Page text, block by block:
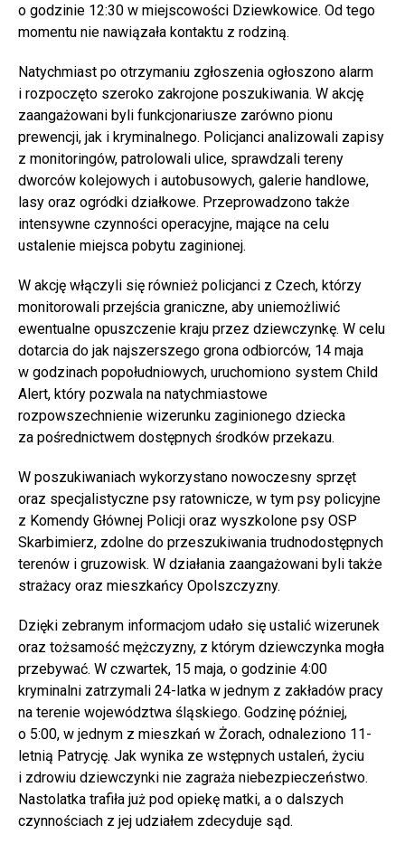
o godzinie 12:30 w miejscowości Dziewkowice. Od tego
momentu nie nawiązała kontaktu z rodziną.
Natychmiast po otrzymaniu zgłoszenia ogłoszono alarm
i rozpoczęto szeroko zakrojone poszukiwania. W akcję
zaangażowani byli funkcjonariusze zarówno pionu
prewencji, jak i kryminalnego. Policjanci analizowali zapisy
z monitoringów, patrolowali ulice, sprawdzali tereny
dworców kolejowych i autobusowych, galerie handlowe,
lasy oraz ogródki działkowe. Przeprowadzono także
intensywne czynności operacyjne, mające na celu
ustalenie miejsca pobytu zaginionej.
W akcję włączyli się również policjanci z Czech, którzy
monitorowali przejścia graniczne, aby uniemożliwić
ewentualne opuszczenie kraju przez dziewczynkę. W celu
dotarcia do jak najszerszego grona odbiorców, 14 maja
w godzinach popołudniowych, uruchomiono system Child
Alert, który pozwala na natychmiastowe
rozpowszechnienie wizerunku zaginionego dziecka
za pośrednictwem dostępnych środków przekazu.
W poszukiwaniach wykorzystano nowoczesny sprzęt
oraz specjalistyczne psy ratownicze, w tym psy policyjne
z Komendy Głównej Policji oraz wyszkolone psy OSP
Skarbimierz, zdolne do przeszukiwania trudnodostępnych
terenów i gruzowisk. W działania zaangażowani byli także
strażacy oraz mieszkańcy Opolszczyzny.
Dzięki zebranym informacjom udało się ustalić wizerunek
oraz tożsamość mężczyzny, z którym dziewczynka mogła
przebywać. W czwartek, 15 maja, o godzinie 4:00
kryminalni zatrzymali 24-latka w jednym z zakładów pracy
na terenie województwa śląskiego. Godzinę później,
o 5:00, w jednym z mieszkań w Żorach, odnaleziono 11-
letnią Patrycję. Jak wynika ze wstępnych ustaleń, życiu
i zdrowiu dziewczynki nie zagraża niebezpieczeństwo.
Nastolatka trafiła już pod opiekę matki, a o dalszych
czynnościach z jej udziałem zdecyduje sąd.